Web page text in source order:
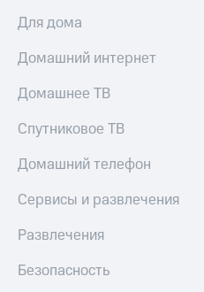
за границей
магазин
Смартфоны
Наушники
колонки
Умные
и
дом
Для дома
Домашний интернет
Домашнее ТВ
Спутниковое ТВ
Домашний телефон
Сервисы и развлечения
Развлечения
Безопасность